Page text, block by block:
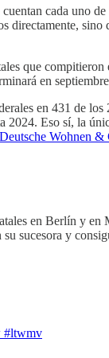
cada uno
que
en
en 431 de
Eso sí, la
Wohnen &
en Berlín y
sucesora y
#ltwmv